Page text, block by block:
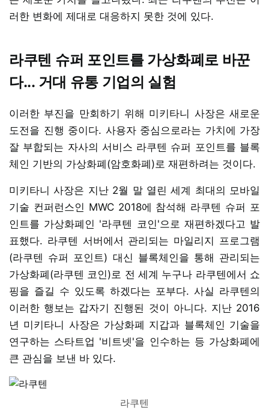
러한 변화에 제대로 대응하지 못한 것에 있다.
라쿠텐 슈퍼 포인트를 가상화폐로 바꾼
다... 거대 유통 기업의 실험
이러한 부진을 만회하기 위해 미키타니 사장은 새로운
도전을 진행 중이다. 사용자 중심으로라는 가치에 가장
잘 부합되는 자사의 서비스 라쿠텐 슈퍼 포인트를 블록
체인 기반의 가상화폐(암호화폐)로 재편하려는 것이다.
미키타니 사장은 지난 2월 말 열린 세계 최대의 모바일
기술 컨퍼런스인 MWC 2018에 참석해 라쿠텐 슈퍼 포
인트를 가상화폐인 '라쿠텐 코인'으로 재편하겠다고 발
표했다. 라쿠텐 서버에서 관리되는 마일리지 프로그램
(라쿠텐 슈퍼 포인트) 대신 블록체인을 통해 관리되는
가상화폐(라쿠텐 코인)로 전 세계 누구나 라쿠텐에서 쇼
핑을 즐길 수 있도록 하겠다는 포부다. 사실 라쿠텐의
이러한 행보는 갑자기 진행된 것이 아니다. 지난 2016
년 미키타니 사장은 가상화폐 지갑과 블록체인 기술을
연구하는 스타트업 '비트넷'을 인수하는 등 가상화폐에
큰 관심을 보낸 바 있다.
라쿠텐